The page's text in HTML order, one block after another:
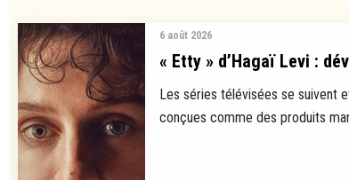
6 août 2026
« Etty » d’Hagaï Levi :
Les séries télévisées se suivent
conçues comme des produits